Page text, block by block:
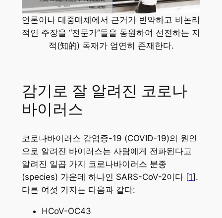
언론이나 대중매체에서 근거가 빈약하고 비논리
적인 주장을 “전문가”들을 동원하여 선전하는 지
적(知的) 독재가 엄연히 존재한다.
감기로 잘 알려진 코로나
바이러스
코로나바이러스 감염증-19 (COVID-19)의 원인
으로 알려진 바이러스는 사람에게 전파된다고
알려진 일곱 가지 코로나바이러스 분종
(species) 가운데 하나인 SARS-CoV-2이다 [1].
다른 여섯 가지는 다음과 같다:
HCoV-OC43